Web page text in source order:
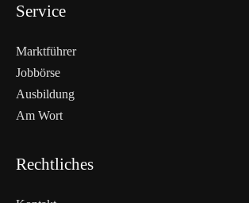
Service
Marktführer
Jobbörse
Ausbildung
Am Wort
Rechtliches